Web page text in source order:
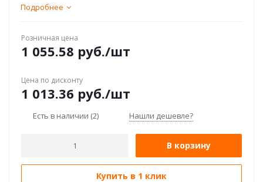
Подробнее
Розничная цена
1 055.58 руб./шт
Цена по дисконту
1 013.36 руб./шт
Есть в наличии (2) Нашли дешевле?
В корзину
Купить в 1 клик